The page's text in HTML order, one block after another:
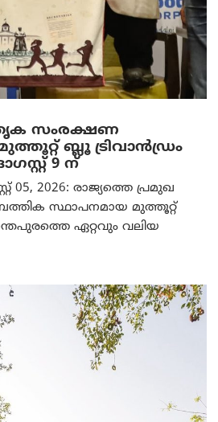
സംരക്ഷണ
ബ്ലൂ ട്രിവാൻഡ്രം
9 ന്
05, 2026: രാജ്യത്തെ പ്രമുഖ
സ്ഥാപനമായ മുത്തൂറ്റ്
ഏറ്റവും വലിയ